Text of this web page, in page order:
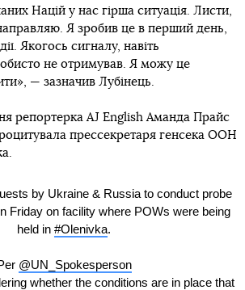
Націй у нас гірша ситуація. Листи,
Я зробив це в перший день,
Якогось сигналу, навіть
не отримував. Я можу це
— зазначив Лубінець.
репортерка AJ English Аманда Прайс
прессекретаря генсека ООН
by Ukraine & Russia to conduct probe
Friday on facility where POWs were being
held in #Olenivka.
@UN_Spokesperson
whether the conditions are in place that